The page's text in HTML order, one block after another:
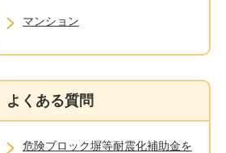
マンション
よくある質問
危険ブロック塀等耐震化補助金を